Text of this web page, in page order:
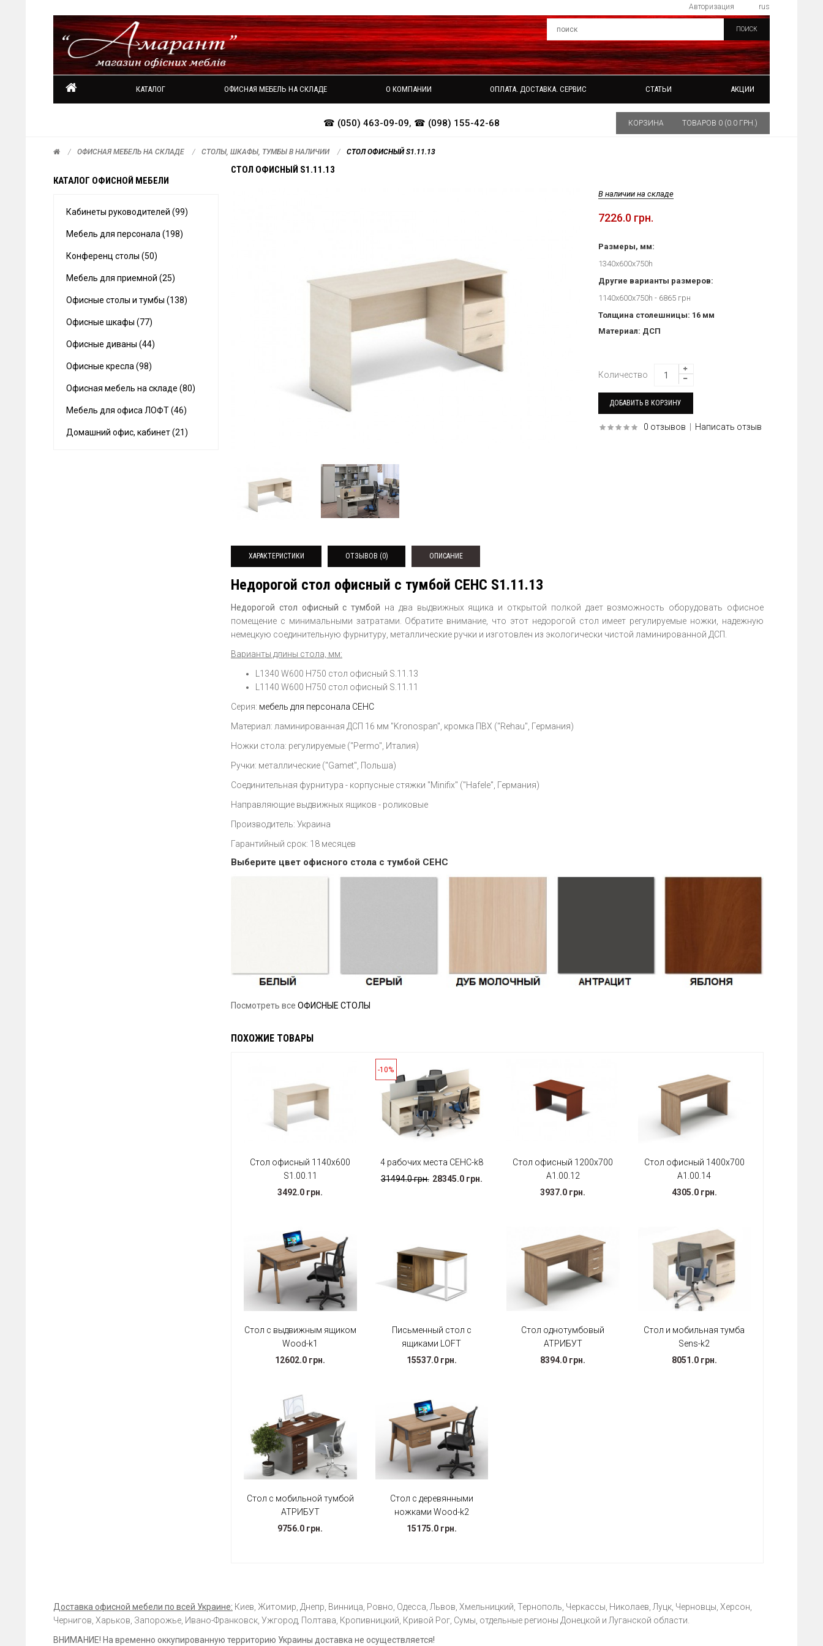
rus
Авторизация
ПОИСК
КАТАЛОГ ОФИСНАЯ МЕБЕЛЬ НА СКЛАДЕ О КОМПАНИИ ОПЛАТА. ДОСТАВКА. СЕРВИС СТАТЬИ АКЦИИ
☎ (050) 463-09-09, ☎ (098) 155-42-68 КОРЗИНА ТОВАРОВ 0 (0.0 ГРН.)
ОФИСНАЯ МЕБЕЛЬ НА СКЛАДЕ СТОЛЫ, ШКАФЫ, ТУМБЫ В НАЛИЧИИ СТОЛ ОФИСНЫЙ S1.11.13
КАТАЛОГ ОФИСНОЙ МЕБЕЛИ
Кабинеты руководителей (99)
Мебель для персонала (198)
Конференц столы (50)
Мебель для приемной (25)
Офисные столы и тумбы (138)
Офисные шкафы (77)
Офисные диваны (44)
Офисные кресла (98)
Офисная мебель на складе (80)
Мебель для офиса ЛОФТ (46)
Домашний офис, кабинет (21)
СТОЛ ОФИСНЫЙ S1.11.13
В наличии на складе
7226.0 грн.
Размеры, мм:
1340х600х750h
Другие варианты размеров:
1140х600х750h - 6865 грн
Толщина столешницы: 16 мм
Материал: ДСП
Количество
0 отзывов Написать отзыв
ХАРАКТЕРИСТИКИ ОТЗЫВОВ (0) ОПИСАНИЕ
Недорогой стол офисный с тумбой СЕНС S1.11.13
Недорогой стол офисный с тумбой на два выдвижных ящика и открытой полкой дает возможность оборудовать офисное
помещение с минимальными затратами. Обратите внимание, что этот недорогой стол имеет регулируемые ножки, надежную
немецкую соединительную фурнитуру, металлические ручки и изготовлен из экологически чистой ламинированной ДСП.
Варианты длины стола, мм:
L1340 W600 H750 стол офисный S.11.13
L1140 W600 H750 стол офисный S.11.11
Серия: мебель для персонала СЕНС
Материал: ламинированная ДСП 16 мм "Kronospan", кромка ПВХ ("Rehau", Германия)
Ножки стола: регулируемые ("Permo", Италия)
Ручки: металлические ("Gamet", Польша)
Соединительная фурнитура - корпусные стяжки "Minifix" ("Hafele", Германия)
Направляющие выдвижных ящиков - роликовые
Производитель: Украина
Гарантийный срок: 18 месяцев
Выберите цвет офисного стола с тумбой СЕНС
Посмотреть все ОФИСНЫЕ СТОЛЫ
ПОХОЖИЕ ТОВАРЫ
Стол офисный 1140х600
S1.00.11
3492.0 грн.
-10%
4 рабочих места СЕНС-k8
31494.0 грн. 28345.0 грн.
Стол офисный 1200х700
А1.00.12
3937.0 грн.
Стол офисный 1400х700
А1.00.14
4305.0 грн.
Стол с выдвижным ящиком
Wood-k1
12602.0 грн.
Письменный стол с
ящиками LOFT
15537.0 грн.
Стол однотумбовый
АТРИБУТ
8394.0 грн.
Стол и мобильная тумба
Sens-k2
8051.0 грн.
Стол с мобильной тумбой
АТРИБУТ
9756.0 грн.
Стол с деревянными
ножками Wood-k2
15175.0 грн.
Доставка офисной мебели по всей Украине: Киев, Житомир, Днепр, Винница, Ровно, Одесса, Львов, Хмельницкий, Тернополь, Черкассы, Николаев, Луцк, Черновцы, Херсон,
Чернигов, Харьков, Запорожье, Ивано-Франковск, Ужгород, Полтава, Кропивницкий, Кривой Рог, Сумы, отдельные регионы Донецкой и Луганской области.
ВНИМАНИЕ! На временно оккупированную территорию Украины доставка не осуществляется!